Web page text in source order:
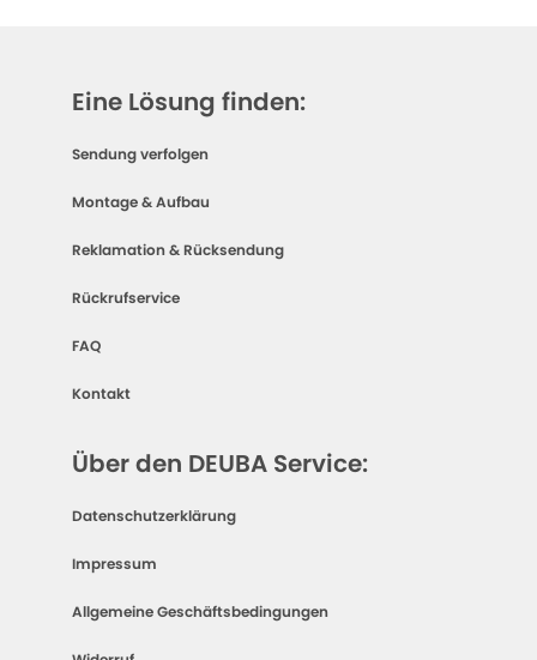
Eine Lösung finden:
Sendung verfolgen
Montage & Aufbau
Reklamation & Rücksendung
Rückrufservice
FAQ
Kontakt
Über den DEUBA Service:
Datenschutzerklärung
Impressum
Allgemeine Geschäftsbedingungen